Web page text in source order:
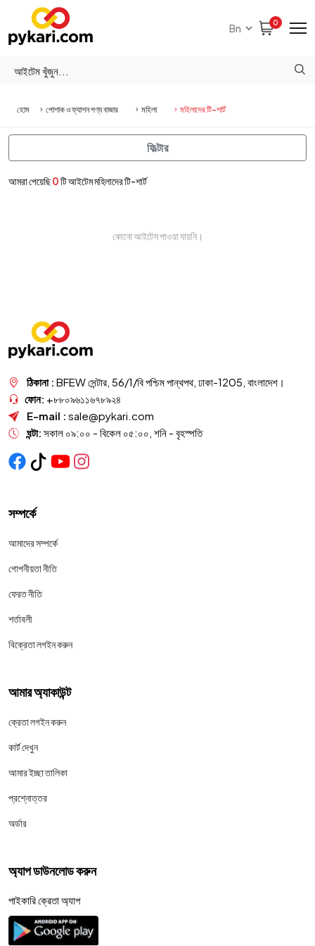
0
হোম পোশাক ও ফ্যাশন পণ্য বাজার মহিলা মহিলাদের টি-শার্ট
আমরা পেয়েছি0টি আইটেম মহিলাদের টি-শার্ট
কোনো আইটেম পাওয়া যায়নি।
ফিল্টার
ঠিকানা : BFEW সেন্টার, 56/1/বি পশ্চিম পান্থপথ, ঢাকা-1205, বাংলাদেশ।
ফোন: +৮৮০৯৬১১৬৭৮৯২৪
E-mail : sale@pykari.com
ঘন্টা: সকাল ০৯:০০ - বিকেল ০৫:০০, শনি - বৃহস্পতি
সম্পর্কে
আমাদের সম্পর্কে
গোপনীয়তা নীতি
ফেরত নীতি
শর্তাবলী
বিক্রেতা লগইন করুন
আমার অ্যাকাউন্ট
ক্রেতা লগইন করুন
কার্ট দেখুন
আমার ইচ্ছা তালিকা
প্রশ্নোত্তর
অর্ডার
অ্যাপ ডাউনলোড করুন
পাইকারি ক্রেতা অ্যাপ